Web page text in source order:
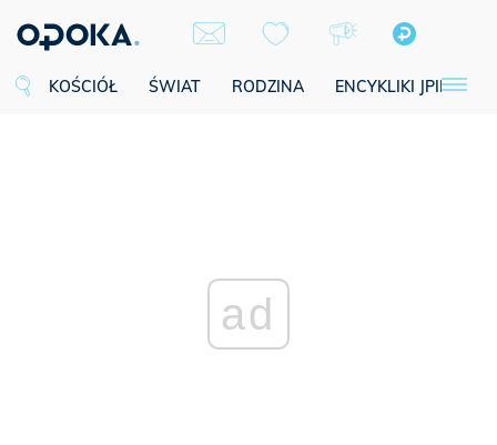
KOŚCIÓŁ ŚWIAT RODZINA ENCYKLIKI JPII
ad